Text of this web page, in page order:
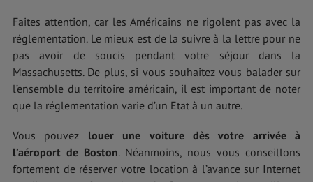
Faites attention, car les Américains ne rigolent pas avec la
réglementation. Le mieux est de la suivre à la lettre pour ne
pas avoir de soucis pendant votre séjour dans la
Massachusetts. De plus, si vous souhaitez vous balader sur
l’ensemble du territoire américain, il est important de noter
que la réglementation varie d’un Etat à un autre.
Vous pouvez louer une voiture dès votre arrivée à
l’aéroport de Boston. Néanmoins, nous vous conseillons
fortement de réserver votre location à l’avance sur Internet